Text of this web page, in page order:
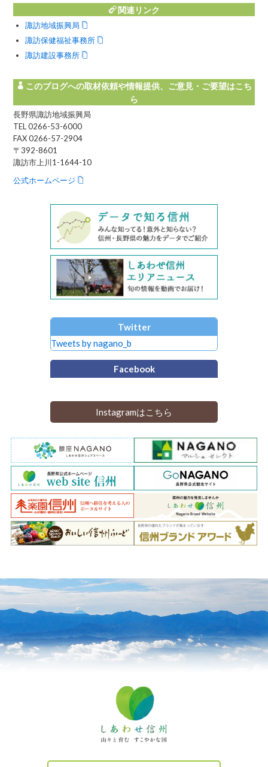
関連リンク
諏訪地域振興局
諏訪保健福祉事務所
諏訪建設事務所
このブログへの取材依頼や情報提供、ご意見・ご要望はこち
ら
長野県諏訪地域振興局
TEL 0266-53-6000
FAX 0266-57-2904
〒392-8601
諏訪市上川1-1644-10
公式ホームページ
Twitter
Tweets by nagano_b
Facebook
Instagramはこちら